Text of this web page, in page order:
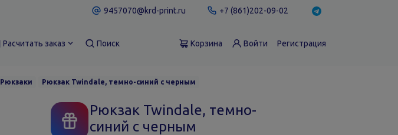
9457070@krd-print.ru +7 (861)202-09-02
Расчитать заказ Поиск Корзина Войти Регистрация
Рюкзаки Рюкзак Twindale, темно-синий с черным
Рюкзак Twindale, темно-
синий с черным